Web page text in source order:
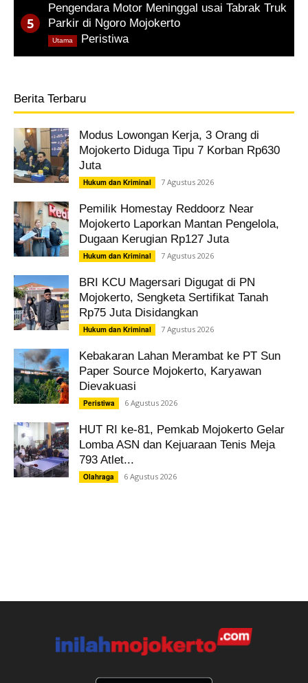
Pengendara Motor Meninggal usai Tabrak Truk
Parkir di Ngoro Mojokerto
Peristiwa
Utama
Berita Terbaru
Modus Lowongan Kerja, 3 Orang di
Mojokerto Diduga Tipu 7 Korban Rp630
Juta
Hukum dan Kriminal 7 Agustus 2026
Pemilik Homestay Reddoorz Near
Mojokerto Laporkan Mantan Pengelola,
Dugaan Kerugian Rp127 Juta
Hukum dan Kriminal 7 Agustus 2026
BRI KCU Magersari Digugat di PN
Mojokerto, Sengketa Sertifikat Tanah
Rp75 Juta Disidangkan
Hukum dan Kriminal 7 Agustus 2026
Kebakaran Lahan Merambat ke PT Sun
Paper Source Mojokerto, Karyawan
Dievakuasi
Peristiwa 6 Agustus 2026
HUT RI ke-81, Pemkab Mojokerto Gelar
Lomba ASN dan Kejuaraan Tenis Meja
793 Atlet...
Olahraga 6 Agustus 2026